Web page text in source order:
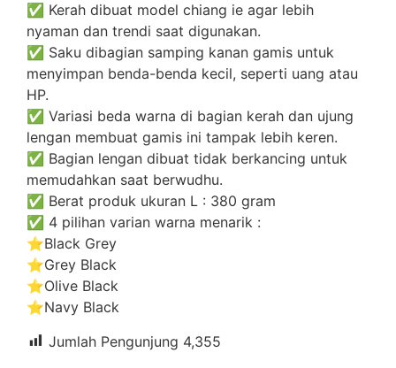
✅ Kerah dibuat model chiang ie agar lebih
nyaman dan trendi saat digunakan.
✅ Saku dibagian samping kanan gamis untuk
menyimpan benda-benda kecil, seperti uang atau
HP.
✅ Variasi beda warna di bagian kerah dan ujung
lengan membuat gamis ini tampak lebih keren.
✅ Bagian lengan dibuat tidak berkancing untuk
memudahkan saat berwudhu.
✅ Berat produk ukuran L : 380 gram
✅ 4 pilihan varian warna menarik :
⭐️Black Grey
⭐️Grey Black
⭐️Olive Black
⭐️Navy Black
Jumlah Pengunjung 4,355